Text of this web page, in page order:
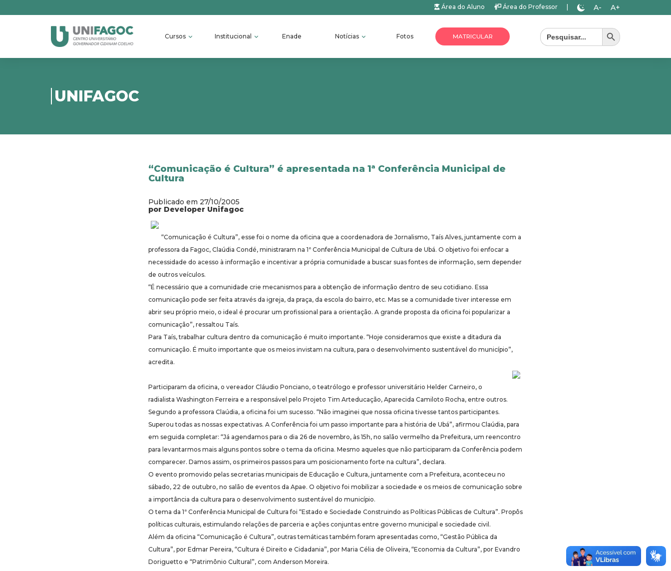
Área do Aluno Área do Professor A- A+
Cursos Institucional Enade Notícias Fotos MATRICULAR
Search
for:
Search Button
UNIFAGOC
“Comunicação é Cultura” é apresentada na 1ª Conferência Municipal de
Cultura
Publicado em 27/10/2005
por Developer Unifagoc
“Comunicação é Cultura”, esse foi o nome da oficina que a coordenadora de Jornalismo, Taís Alves, juntamente com a
professora da Fagoc, Claúdia Condé, ministraram na 1ª Conferência Municipal de Cultura de Ubá. O objetivo foi enfocar a
necessidade do acesso à informação e incentivar a própria comunidade a buscar suas fontes de informação, sem depender
de outros veículos.
“É necessário que a comunidade crie mecanismos para a obtenção de informação dentro de seu cotidiano. Essa
comunicação pode ser feita através da igreja, da praça, da escola do bairro, etc. Mas se a comunidade tiver interesse em
abrir seu próprio meio, o ideal é procurar um profissional para a orientação. A grande proposta da oficina foi popularizar a
comunicação”, ressaltou Taís.
Para Taís, trabalhar cultura dentro da comunicação é muito importante. “Hoje consideramos que existe a ditadura da
comunicação. É muito importante que os meios invistam na cultura, para o desenvolvimento sustentável do município”,
acredita.
Participaram da oficina, o vereador Cláudio Ponciano, o teatrólogo e professor universitário Helder Carneiro, o
radialista Washington Ferreira e a responsável pelo Projeto Tim Arteducação, Aparecida Camiloto Rocha, entre outros.
Segundo a professora Claúdia, a oficina foi um sucesso. “Não imaginei que nossa oficina tivesse tantos participantes.
Superou todas as nossas expectativas. A Conferência foi um passo importante para a história de Ubá”, afirmou Claúdia, para
em seguida completar: “Já agendamos para o dia 26 de novembro, às 15h, no salão vermelho da Prefeitura, um reencontro
para levantarmos mais alguns pontos sobre o tema da oficina. Mesmo aqueles que não participaram da Conferência podem
comparecer. Damos assim, os primeiros passos para um posicionamento forte na cultura”, declara.
O evento promovido pelas secretarias municipais de Educação e Cultura, juntamente com a Prefeitura, aconteceu no
sábado, 22 de outubro, no salão de eventos da Apae. O objetivo foi mobilizar a sociedade e os meios de comunicação sobre
a importância da cultura para o desenvolvimento sustentável do município.
O tema da 1ª Conferência Municipal de Cultura foi “Estado e Sociedade Construindo as Políticas Públicas de Cultura”. Propôs
políticas culturais, estimulando relações de parceria e ações conjuntas entre governo municipal e sociedade civil.
Além da oficina “Comunicação é Cultura”, outras temáticas também foram apresentadas como, “Gestão Pública da
Cultura”, por Edmar Pereira, “Cultura é Direito e Cidadania”, por Maria Célia de Oliveira, “Economia da Cultura”, por Evandro
Doriguetto e “Patrimônio Cultural”, com Anderson Moreira.